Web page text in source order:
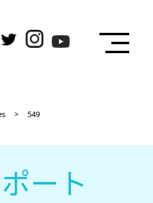
> 549
ート